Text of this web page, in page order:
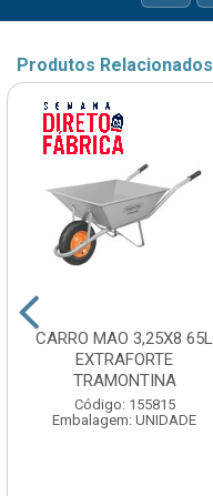
Produtos Relacionados
CARRO MAO 3,25X8 65L
EXTRAFORTE
TRAMONTINA
Código: 155815
Embalagem: UNIDADE